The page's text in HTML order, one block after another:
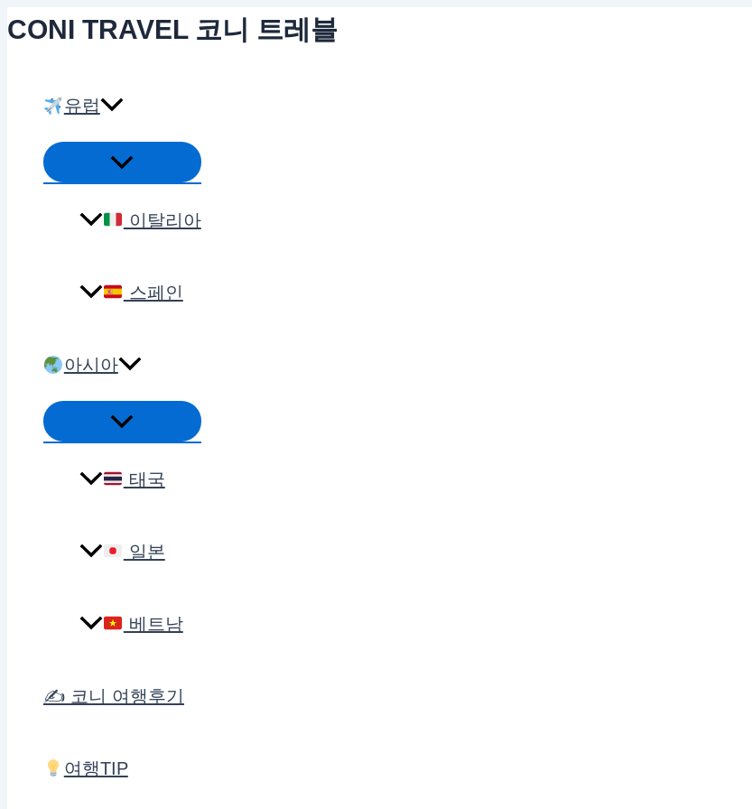
콘
CONI TRAVEL 코니 트레블
유럽
메
뉴
토
글이탈리아
스페인
아시아
메
뉴
토
글태국
일본
베트남
✍️ 코니 여행후기
여행TIP